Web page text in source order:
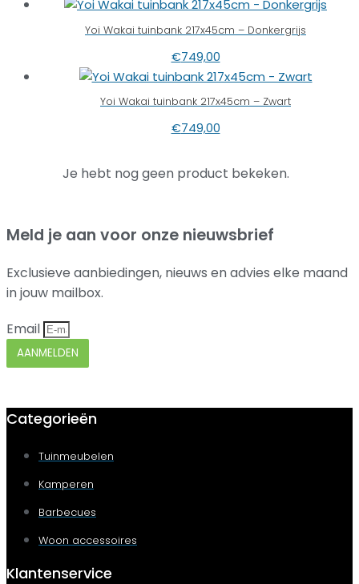
Yoi Wakai tuinbank 217x45cm – Donkergrijs
€749,00
Yoi Wakai tuinbank 217x45cm – Zwart
€749,00
Je hebt nog geen product bekeken.
Meld je aan voor onze nieuwsbrief
Exclusieve aanbiedingen, nieuws en advies elke maand
in jouw mailbox.
Email
AANMELDEN
Categorieën
Tuinmeubelen
Kamperen
Barbecues
Woon accessoires
Klantenservice